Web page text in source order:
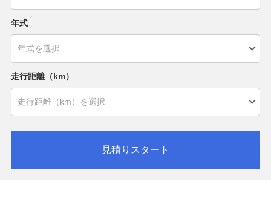
年式
走行距離（km）
見積りスタート